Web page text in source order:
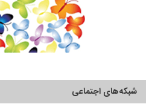
شبکه‌های اجتماعی